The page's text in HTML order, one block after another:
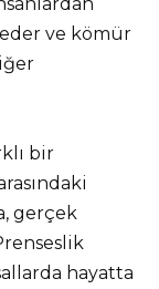
ve kömür
bir
gerçek
hayatta